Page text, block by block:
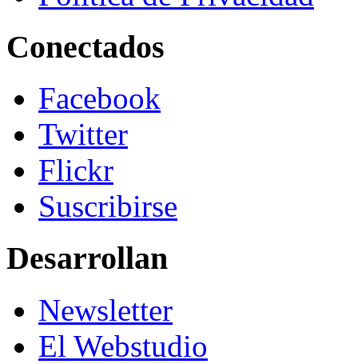
Conectados
Facebook
Twitter
Flickr
Suscribirse
Desarrollan
Newsletter
El Webstudio